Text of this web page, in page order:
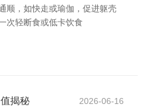
顺，如快走或瑜伽，促进躯壳
次轻断食或低卡饮食
揭秘 2026-06-16